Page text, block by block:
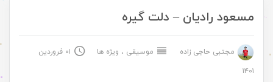
مسعود رادیان – دلت گیره
مجتبی حاجی زاده موسیقی ، ویژه ها
۰۱ فروردین
۱۴۰۱